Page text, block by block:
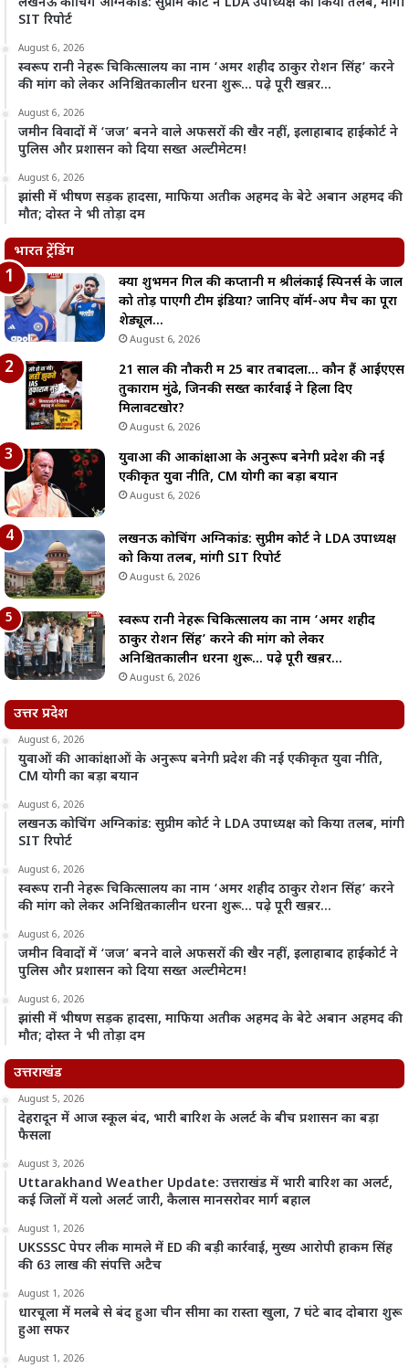
SIT रिपोर्ट
August 6, 2026
स्वरूप रानी नेहरू चिकित्सालय का नाम ‘अमर शहीद ठाकुर रोशन सिंह’ करने
की मांग को लेकर अनिश्चितकालीन धरना शुरू… पढ़े पूरी खब़र…
August 6, 2026
जमीन विवादों में ‘जज’ बनने वाले अफसरों की खैर नहीं, इलाहाबाद हाईकोर्ट ने
पुलिस और प्रशासन को दिया सख्त अल्टीमेटम!
August 6, 2026
झांसी में भीषण सड़क हादसा, माफिया अतीक अहमद के बेटे अबान अहमद की
मौत; दोस्त ने भी तोड़ा दम
भारत ट्रेंडिंग
क्या शुभमन गिल की कप्तानी में श्रीलंकाई स्पिनर्स के जाल
को तोड़ पाएगी टीम इंडिया? जानिए वॉर्म-अप मैच का पूरा
शेड्यूल…
August 6, 2026
21 साल की नौकरी में 25 बार तबादला… कौन हैं आईएएस
तुकाराम मुंढे, जिनकी सख्त कार्रवाई ने हिला दिए
मिलावटखोर?
August 6, 2026
युवाओं की आकांक्षाओं के अनुरूप बनेगी प्रदेश की नई
एकीकृत युवा नीति, CM योगी का बड़ा बयान
August 6, 2026
लखनऊ कोचिंग अग्निकांड: सुप्रीम कोर्ट ने LDA उपाध्यक्ष
को किया तलब, मांगी SIT रिपोर्ट
August 6, 2026
स्वरूप रानी नेहरू चिकित्सालय का नाम ‘अमर शहीद
ठाकुर रोशन सिंह’ करने की मांग को लेकर
अनिश्चितकालीन धरना शुरू… पढ़े पूरी खब़र…
August 6, 2026
उत्तर प्रदेश
August 6, 2026
युवाओं की आकांक्षाओं के अनुरूप बनेगी प्रदेश की नई एकीकृत युवा नीति,
CM योगी का बड़ा बयान
August 6, 2026
लखनऊ कोचिंग अग्निकांड: सुप्रीम कोर्ट ने LDA उपाध्यक्ष को किया तलब, मांगी
SIT रिपोर्ट
August 6, 2026
स्वरूप रानी नेहरू चिकित्सालय का नाम ‘अमर शहीद ठाकुर रोशन सिंह’ करने
की मांग को लेकर अनिश्चितकालीन धरना शुरू… पढ़े पूरी खब़र…
August 6, 2026
जमीन विवादों में ‘जज’ बनने वाले अफसरों की खैर नहीं, इलाहाबाद हाईकोर्ट ने
पुलिस और प्रशासन को दिया सख्त अल्टीमेटम!
August 6, 2026
झांसी में भीषण सड़क हादसा, माफिया अतीक अहमद के बेटे अबान अहमद की
मौत; दोस्त ने भी तोड़ा दम
उत्तराखंड
August 5, 2026
देहरादून में आज स्कूल बंद, भारी बारिश के अलर्ट के बीच प्रशासन का बड़ा
फैसला
August 3, 2026
Uttarakhand Weather Update: उत्तराखंड में भारी बारिश का अलर्ट,
कई जिलों में यलो अलर्ट जारी, कैलास मानसरोवर मार्ग बहाल
August 1, 2026
UKSSSC पेपर लीक मामले में ED की बड़ी कार्रवाई, मुख्य आरोपी हाकम सिंह
की 63 लाख की संपत्ति अटैच
August 1, 2026
धारचूला में मलबे से बंद हुआ चीन सीमा का रास्ता खुला, 7 घंटे बाद दोबारा शुरू
हुआ सफर
August 1, 2026